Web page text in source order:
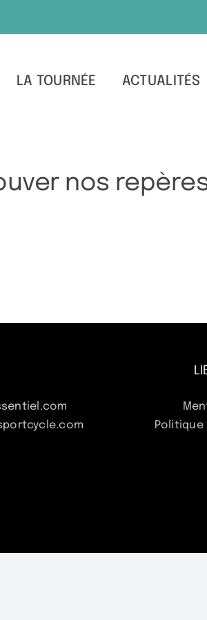
LA TOURNÉE ACTUALITÉS
nos